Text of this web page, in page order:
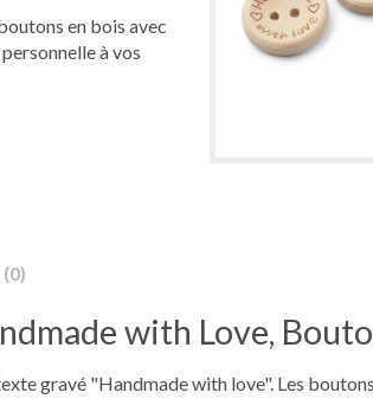
en bois avec
à vos
with Love,
gravé "Handmade with love". Les